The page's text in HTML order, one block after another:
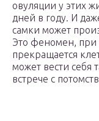
овуляции у этих
дней в году. И
самки может
Это феномен, при
прекращается
может вести себя
встрече с